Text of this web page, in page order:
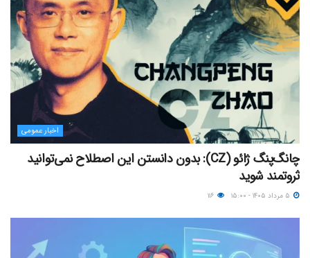
اخبار عمومی
چانگ‌پنگ ژائو (CZ): بدون دانستن این اصطلاح نمی‌توانید
ثروتمند شوید